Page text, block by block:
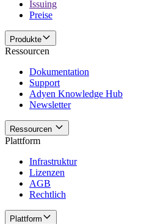
Issuing
Preise
Produkte
Ressourcen
Dokumentation
Support
Adyen Knowledge Hub
Newsletter
Ressourcen
Plattform
Infrastruktur
Lizenzen
AGB
Rechtlich
Plattform